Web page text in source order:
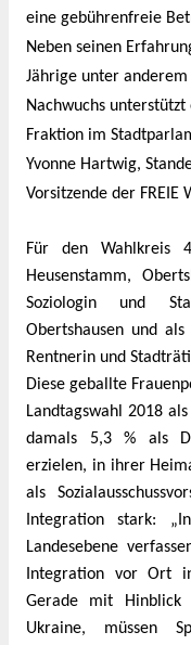
eine gebührenfreie
Neben seinen
Jährige unter
Nachwuchs
Fraktion im
Yvonne Hartwig,
Vorsitzende der FREIE
Für den Wahlkreis
Heusenstamm,
Soziologin und
Obertshausen und
Rentnerin und
Diese geballte
Landtagswahl 2018
damals 5,3 % als
erzielen, in ihrer
als
Integration stark:
Landesebene
Integration vor Ort
Gerade mit
Ukraine, müssen